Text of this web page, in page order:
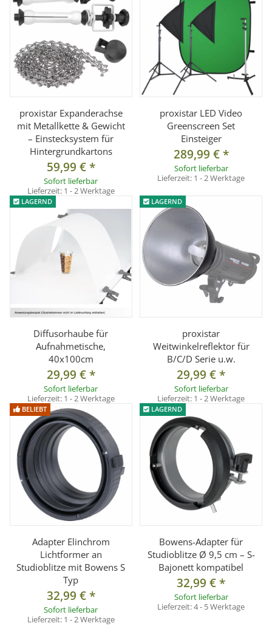
proxistar Expanderachse
mit Metallkette & Gewicht
– Einstecksystem für
Hintergrundkartons
59,99 €*
Sofort lieferbar
Lieferzeit: 1 - 2 Werktage
proxistar LED Video
Greenscreen Set
Einsteiger
289,99 €*
Sofort lieferbar
Lieferzeit: 1 - 2 Werktage
LAGERND
Diffusorhaube für
Aufnahmetische,
40x100cm
29,99 €*
Sofort lieferbar
Lieferzeit: 1 - 2 Werktage
LAGERND
proxistar
Weitwinkelreflektor für
B/C/D Serie u.w.
29,99 €*
Sofort lieferbar
Lieferzeit: 1 - 2 Werktage
BELIEBT
Adapter Elinchrom
Lichtformer an
Studioblitze mit Bowens S
Typ
32,99 €*
Sofort lieferbar
Lieferzeit: 1 - 2 Werktage
LAGERND
Bowens-Adapter für
Studioblitze Ø 9,5 cm – S-
Bajonett kompatibel
32,99 €*
Sofort lieferbar
Lieferzeit:4 - 5 Werktage